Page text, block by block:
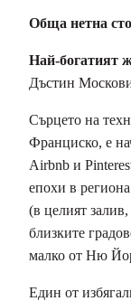
Обща нетна
Най-богатият
Дъстин
Сърцето на
Франциско, е
Airbnb и
епохи в
(в целият
близките
малко от Ню
Един от